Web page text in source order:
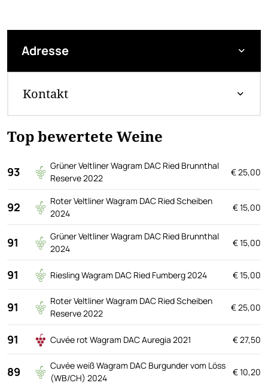
Adresse
Kontakt
Top bewertete Weine
93
Grüner Veltliner Wagram DAC Ried Brunnthal
Reserve 2022
€ 25,00
92
Roter Veltliner Wagram DAC Ried Scheiben
2024
€ 15,00
91
Grüner Veltliner Wagram DAC Ried Brunnthal
2024
€ 15,00
91 Riesling Wagram DAC Ried Fumberg 2024 € 15,00
91
Roter Veltliner Wagram DAC Ried Scheiben
Reserve 2022
€ 25,00
91 Cuvée rot Wagram DAC Auregia 2021 € 27,50
89
Cuvée weiß Wagram DAC Burgunder vom Löss
(WB/CH) 2024
€ 10,20